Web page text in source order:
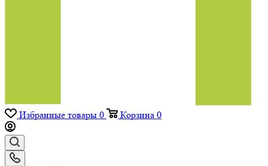
Избранные товары 0 Корзина 0